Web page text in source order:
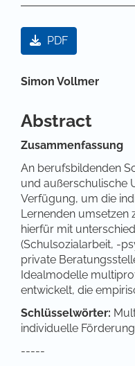
Artikel-Sidebar
PDF
Simon Vollmer
Abstract
Zusammenfassung
An berufsbildenden
und außerschulische
Verfügung, um die
Lernenden umsetzen
hierfür mit
(Schulsozialarbeit, -
private
Idealmodelle
entwickelt, die
Schlüsselwörter:
individuelle
-----